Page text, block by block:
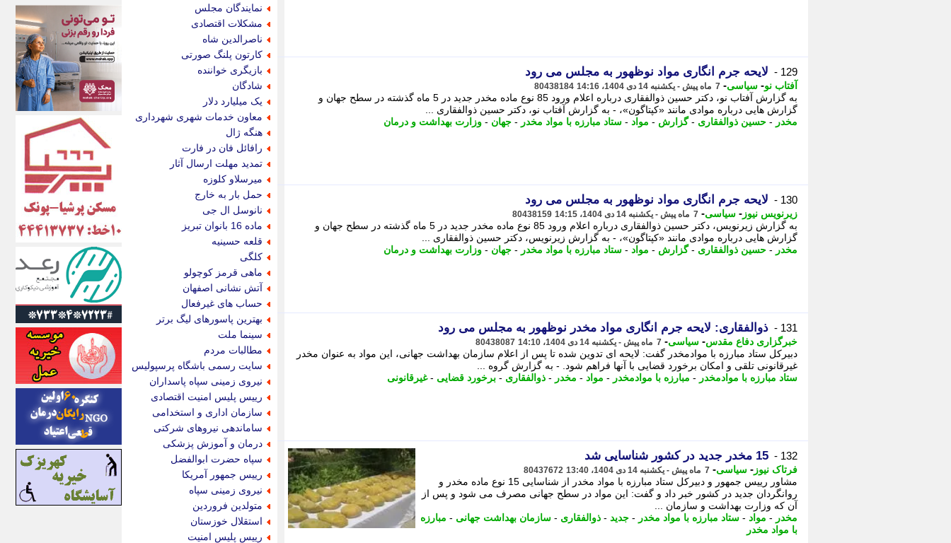
129 - لایحه جرم انگاری مواد نوظهور به مجلس می رود
آفتاب نو- سیاسی- 7 ماه پیش - یکشنبه 14 دی 1404، 14:16 80438184
به گزارش آفتاب نو، دکتر حسین ذوالفقاری درباره اعلام ورود 85 نوع ماده مخدر جدید در 5 ماه گذشته در سطح جهان و
گزارش هایی درباره موادی مانند «کپتاگون»، - به گزارش آفتاب نو، دکتر حسین ذوالفقاری ...
مخدر - حسین ذوالفقاری -گزارش - مواد - ستاد مبارزه با مواد مخدر - جهان - وزارت بهداشت و درمان
130 - لایحه جرم انگاری مواد نوظهور به مجلس می رود
زیرنویس نیوز - سیاسی- 7 ماه پیش - یکشنبه 14 دی 1404، 14:15 80438159
به گزارش زیرنویس، دکتر حسین ذوالفقاری درباره اعلام ورود 85 نوع ماده مخدر جدید در 5 ماه گذشته در سطح جهان و
گزارش هایی درباره موادی مانند «کپتاگون»، - به گزارش زیرنویس، دکتر حسین ذوالفقاری ...
مخدر - حسین ذوالفقاری -گزارش - مواد - ستاد مبارزه با مواد مخدر - جهان - وزارت بهداشت و درمان
131 - ذوالفقاری: لایحه جرم انگاری مواد مخدر نوظهور به مجلس می رود
خبرگزاری دفاع مقدس- سیاسی- 7 ماه پیش - یکشنبه 14 دی 1404، 14:10 80438087
دبیرکل ستاد مبارزه با موادمخدر گفت: لایحه ای تدوین شده تا پس از اعلام سازمان بهداشت جهانی، این مواد به عنوان مخدر
غیرقانونی تلقی و امکان برخورد قضایی با آنها فراهم شود. - به گزارش گروه ...
ستاد مبارزه با موادمخدر - مبارزه با موادمخدر - مواد - مخدر - ذوالفقاری - برخورد قضایی -غیرقانونی
132 - 15 مخدر جدید در کشور شناسایی شد
فرتاک نیوز - سیاسی- 7 ماه پیش - یکشنبه 14 دی 1404، 13:40 80437672
مشاور رییس جمهور و دبیرکل ستاد مبارزه با مواد مخدر از شناسایی 15 نوع ماده مخدر و
روانگردان جدید در کشور خبر داد و گفت: این مواد در سطح جهانی مصرف می شود و پس از
آن که وزارت بهداشت و سازمان ...
مخدر - مواد - ستاد مبارزه با مواد مخدر - جدید - ذوالفقاری - سازمان بهداشت جهانی - مبارزه
با مواد مخدر
نمایندگان مجلس
مشکلات اقتصادی
ناصرالدین شاه
کارتون پلنگ صورتی
بازیگری خواننده
شادگان
یک میلیارد دلار
معاون خدمات شهری شهرداری
هنگه ژال
رافائل فان در فارت
تمدید مهلت ارسال آثار
میرسلاو کلوزه
حمل بار به خارج
نانوسل ال جی
ماده 16 بانوان تبریز
قلعه حسینیه
کلگی
ماهی قرمز کوچولو
آتش نشانی اصفهان
حساب های غیرفعال
بهترین پاسورهای لیگ برتر
سینما ملت
مطالبات مردم
سایت رسمی باشگاه پرسپولیس
نیروی زمینی سپاه پاسداران
رییس پلیس امنیت اقتصادی
سازمان اداری و استخدامی
ساماندهی نیروهای شرکتی
درمان و آموزش پزشکی
سپاه حضرت ابوالفضل
رییس جمهور آمریکا
نیروی زمینی سپاه
متولدین فروردین
استقلال خوزستان
رییس پلیس امنیت
اکوفارس
اکونگار
اکونیوز
الف
انتشار آنلاین
اندیشه قرن
اندیشه معاصر
اندیشه ها
انرژی پرس
ای استخدام
ایتنا
ایراف
ایران آرت
ایران آنلاین
ایران زندگی
ایران فوری
ایرانی روز
ایرانیتال
ایرنا
ایسکانیوز
ایسنا
ایکنا
ایلنا
اینتیتر
ایونا نیوز
بازتاب آنلاین
باشگاه خبرنگاران
باغستان نیوز
بامبوک
ببین و بخون
بدینسان
بنکر